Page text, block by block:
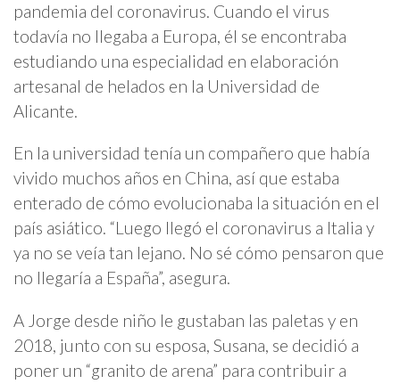
pandemia del coronavirus. Cuando el virus
todavía no llegaba a Europa, él se encontraba
estudiando una especialidad en elaboración
artesanal de helados en la Universidad de
Alicante.
En la universidad tenía un compañero que había
vivido muchos años en China, así que estaba
enterado de cómo evolucionaba la situación en el
país asiático. “Luego llegó el coronavirus a Italia y
ya no se veía tan lejano. No sé cómo pensaron que
no llegaría a España”, asegura.
A Jorge desde niño le gustaban las paletas y en
2018, junto con su esposa, Susana, se decidió a
poner un “granito de arena” para contribuir a